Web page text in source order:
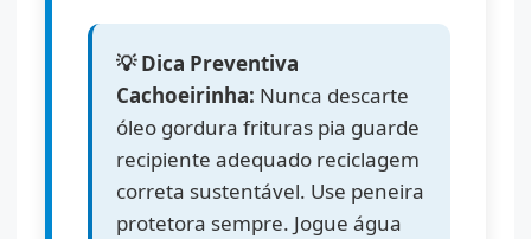
💡 Dica Preventiva
Cachoeirinha: Nunca descarte
óleo gordura frituras pia guarde
recipiente adequado reciclagem
correta sustentável. Use peneira
protetora sempre. Jogue água